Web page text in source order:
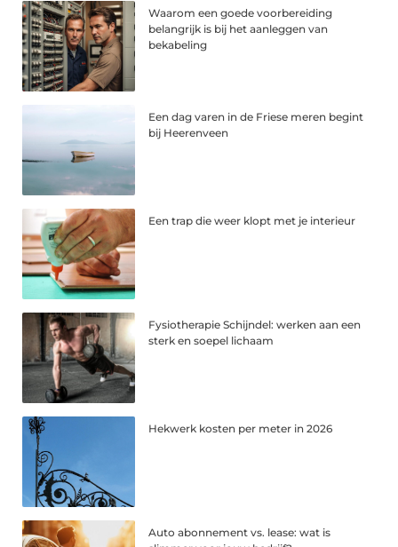
Waarom een goede voorbereiding
belangrijk is bij het aanleggen van
bekabeling
Een dag varen in de Friese meren begint
bij Heerenveen
Een trap die weer klopt met je interieur
Fysiotherapie Schijndel: werken aan een
sterk en soepel lichaam
Hekwerk kosten per meter in 2026
Auto abonnement vs. lease: wat is